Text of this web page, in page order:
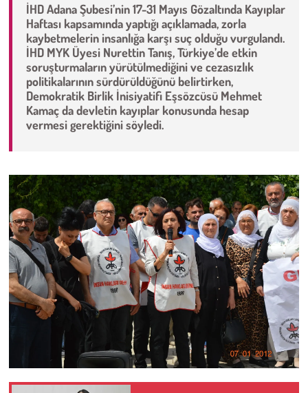
İHD Adana Şubesi’nin 17-31 Mayıs Gözaltında Kayıplar
Haftası kapsamında yaptığı açıklamada, zorla
kaybetmelerin insanlığa karşı suç olduğu vurgulandı.
İHD MYK Üyesi Nurettin Tanış, Türkiye’de etkin
soruşturmaların yürütülmediğini ve cezasızlık
politikalarının sürdürüldüğünü belirtirken,
Demokratik Birlik İnisiyatifi Eşsözcüsü Mehmet
Kamaç da devletin kayıplar konusunda hesap
vermesi gerektiğini söyledi.
Çevre
Galeri
Günün İçinden
Vefat İlanları
Hukuk
Tarım
Son Dakika
Kent
Eğlence